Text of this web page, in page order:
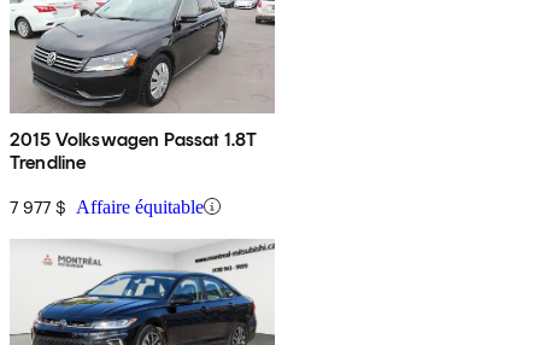
2015 Volkswagen Passat 1.8T
Trendline
7 977 $ Affaire équitable